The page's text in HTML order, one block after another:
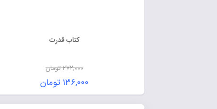
کتاب قدرت
تومان
۱۳۶,۰۰۰تومان